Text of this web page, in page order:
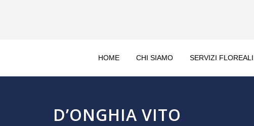
HOME CHI SIAMO SERVIZI FLOREALI
D’ONGHIA VITO